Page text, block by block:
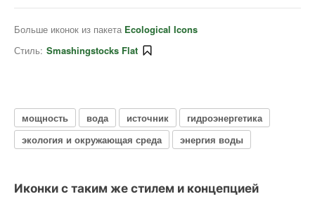
Больше иконок из пакета Ecological Icons
Стиль: Smashingstocks Flat
мощность вода источник
гидроэнергетика
экология и окружающая среда
энергия воды
Иконки с таким же стилем и концепцией